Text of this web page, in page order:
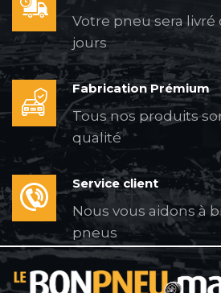
Votre pneu sera livré
jours
Fabrication Prémium
Tous nos produits
qualité
Service client
Nous vous aidons à
pneus